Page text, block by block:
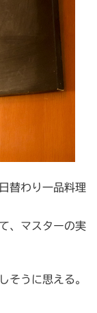
替わり一品料理
、マスターの実
そうに思える。